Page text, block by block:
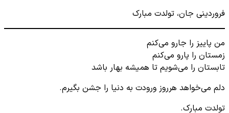
فروردینی جان، تولدت مبارک
من پاییز را جارو می‌کنم
زمستان را پارو می‌کنم
تابستان را می‌شویم تا همیشه بهار باشد
دلم می‌خواهد هرروز ورودت به دنیا را جشن بگیرم.
تولدت مبارک.